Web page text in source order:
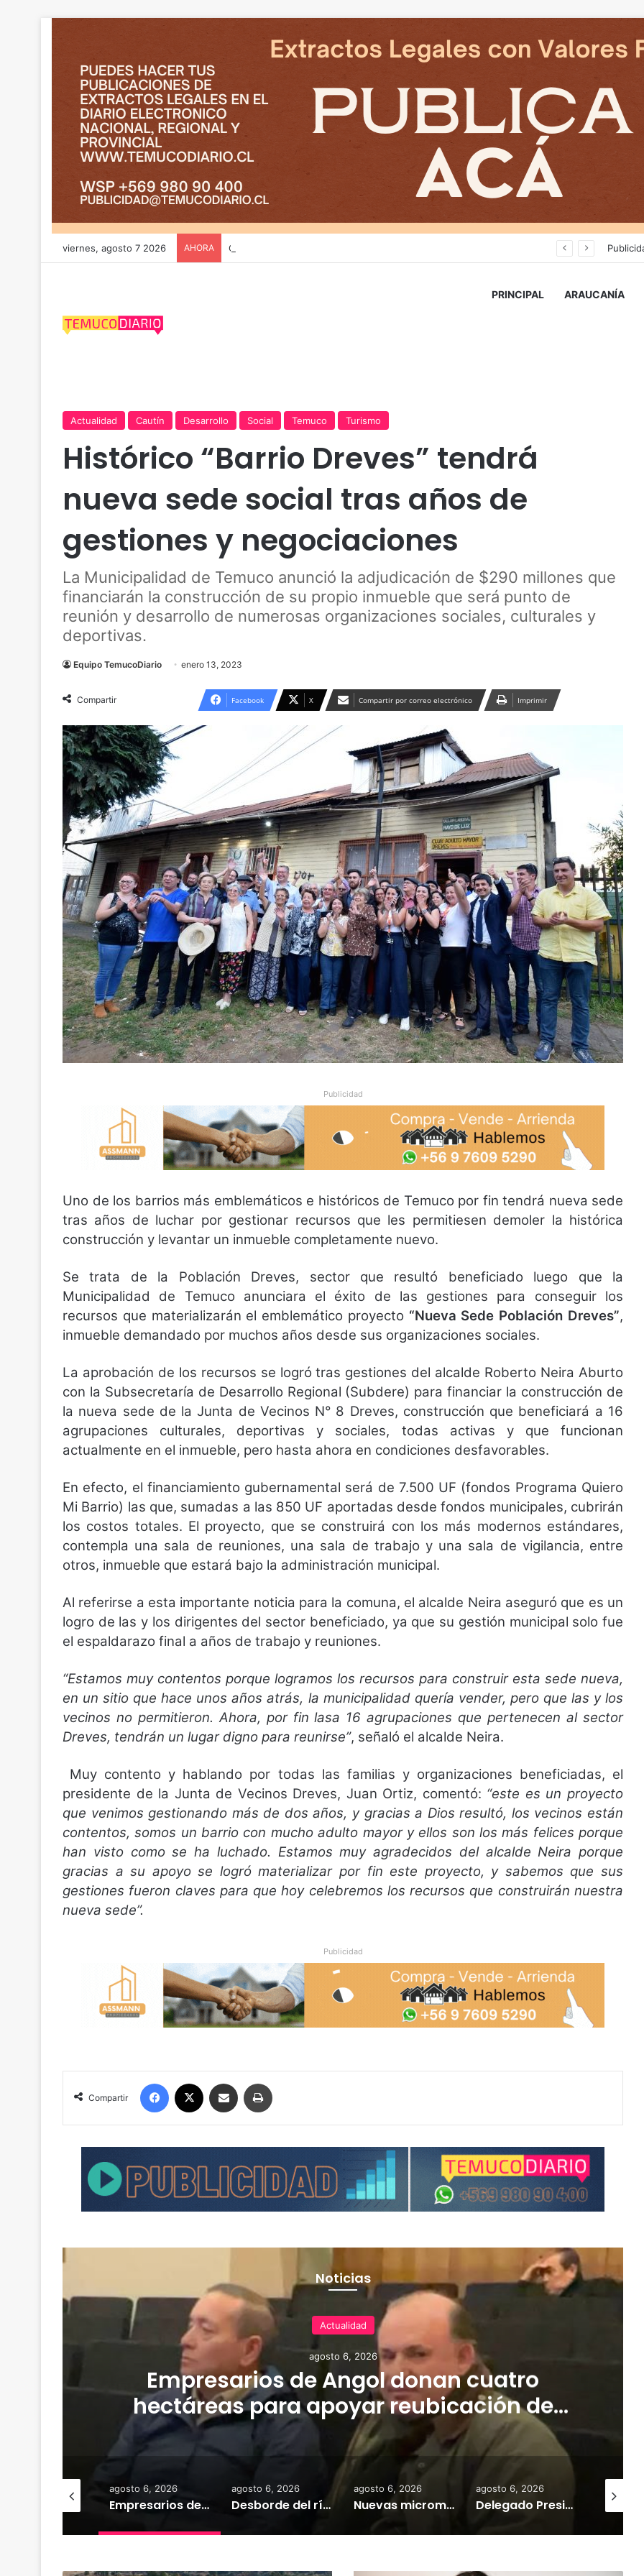
viernes, agosto 7 2026 AHORA
PRINCIPAL ARAUCANÍA
Actualidad Cautín Desarrollo Social Temuco Turismo
Histórico “Barrio Dreves” tendrá
nueva sede social tras años de
gestiones y negociaciones
La Municipalidad de Temuco anunció la adjudicación de $290 millones que
financiarán la construcción de su propio inmueble que será punto de
reunión y desarrollo de numerosas organizaciones sociales, culturales y
deportivas.
Equipo TemucoDiario enero 13, 2023
Compartir Facebook X Compartir por correo electrónico Imprimir
Publicidad
Uno de los barrios más emblemáticos e históricos de Temuco por fin tendrá nueva sede
tras años de luchar por gestionar recursos que les permitiesen demoler la histórica
construcción y levantar un inmueble completamente nuevo.
Se trata de la Población Dreves, sector que resultó beneficiado luego que la
Municipalidad de Temuco anunciara el éxito de las gestiones para conseguir los
recursos que materializarán el emblemático proyecto “Nueva Sede Población Dreves”,
inmueble demandado por muchos años desde sus organizaciones sociales.
La aprobación de los recursos se logró tras gestiones del alcalde Roberto Neira Aburto
con la Subsecretaría de Desarrollo Regional (Subdere) para financiar la construcción de
la nueva sede de la Junta de Vecinos N° 8 Dreves, construcción que beneficiará a 16
agrupaciones culturales, deportivas y sociales, todas activas y que funcionan
actualmente en el inmueble, pero hasta ahora en condiciones desfavorables.
En efecto, el financiamiento gubernamental será de 7.500 UF (fondos Programa Quiero
Mi Barrio) las que, sumadas a las 850 UF aportadas desde fondos municipales, cubrirán
los costos totales. El proyecto, que se construirá con los más modernos estándares,
contempla una sala de reuniones, una sala de trabajo y una sala de vigilancia, entre
otros, inmueble que estará bajo la administración municipal.
Al referirse a esta importante noticia para la comuna, el alcalde Neira aseguró que es un
logro de las y los dirigentes del sector beneficiado, ya que su gestión municipal solo fue
el espaldarazo final a años de trabajo y reuniones.
“Estamos muy contentos porque logramos los recursos para construir esta sede nueva,
en un sitio que hace unos años atrás, la municipalidad quería vender, pero que las y los
vecinos no permitieron. Ahora, por fin lasa 16 agrupaciones que pertenecen al sector
Dreves, tendrán un lugar digno para reunirse”, señaló el alcalde Neira.
Muy contento y hablando por todas las familias y organizaciones beneficiadas, el
presidente de la Junta de Vecinos Dreves, Juan Ortiz, comentó: “este es un proyecto
que venimos gestionando más de dos años, y gracias a Dios resultó, los vecinos están
contentos, somos un barrio con mucho adulto mayor y ellos son los más felices porque
han visto como se ha luchado. Estamos muy agradecidos del alcalde Neira porque
gracias a su apoyo se logró materializar por fin este proyecto, y sabemos que sus
gestiones fueron claves para que hoy celebremos los recursos que construirán nuestra
nueva sede”.
Publicidad
Compartir
Noticias
Actualidad
agosto 6, 2026
Empresarios de Angol donan cuatro
hectáreas para apoyar reubicación de
familias afectadas por inundaciones
agosto 6, 2026
Empresarios de Angol donan cuatro hectáreas para apoyar reubicación de familias afectadas por inundaciones
agosto 6, 2026
Desborde del río Imperial mantiene aisladas a miles de personas y deja viviendas bajo el agua en La Araucanía
agosto 6, 2026
Nuevas micromovilidades en Temuco: concejal Fredy Cartes destaca llegada de empresa Jet con tarifas más accesibles y mejores estándares de seguridad
agosto 6, 2026
Delegado Presidencial: «durante los próximos días se pronostican bajas temperaturas e incluso nevadas en algunos sectores de la Región»